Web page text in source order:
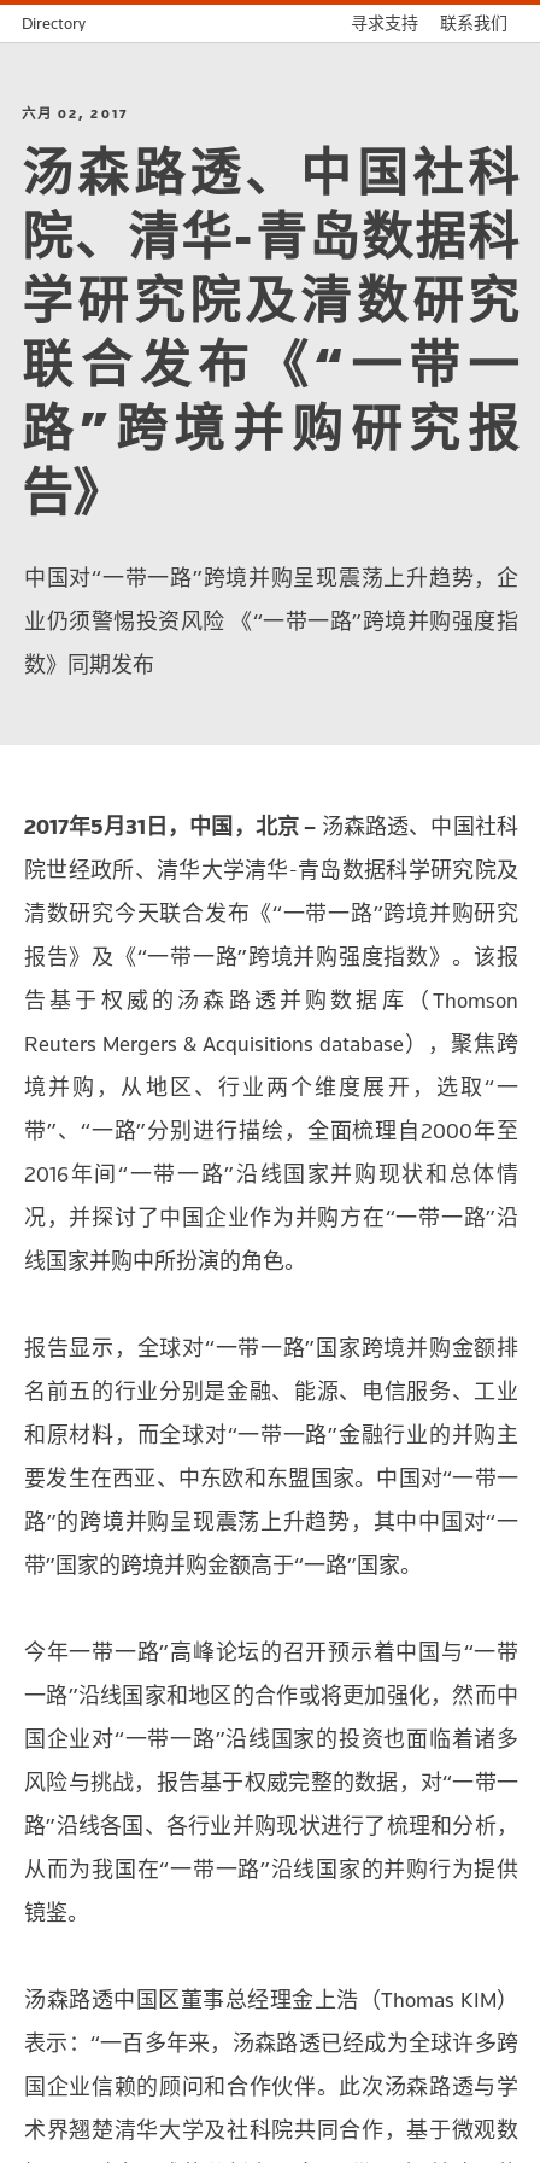
Directory 寻求支持 联系我们
六月 02, 2017
汤森路透、中国社科
院、清华-青岛数据科
学研究院及清数研究
联合发布《“一带一
路”跨境并购研究报
告》
中国对“一带一路”跨境并购呈现震荡上升趋势，企
业仍须警惕投资风险 《“一带一路”跨境并购强度指
数》同期发布
2017年5月31日，中国，北京 – 汤森路透、中国社科
院世经政所、清华大学清华-青岛数据科学研究院及
清数研究今天联合发布《“一带一路”跨境并购研究
报告》及《“一带一路”跨境并购强度指数》。该报
告基于权威的汤森路透并购数据库（Thomson
Reuters Mergers & Acquisitions database），聚焦跨
境并购，从地区、行业两个维度展开，选取“一
带”、“一路”分别进行描绘，全面梳理自2000年至
2016年间“一带一路”沿线国家并购现状和总体情
况，并探讨了中国企业作为并购方在“一带一路”沿
线国家并购中所扮演的角色。
报告显示，全球对“一带一路”国家跨境并购金额排
名前五的行业分别是金融、能源、电信服务、工业
和原材料，而全球对“一带一路”金融行业的并购主
要发生在西亚、中东欧和东盟国家。中国对“一带一
路”的跨境并购呈现震荡上升趋势，其中中国对“一
带”国家的跨境并购金额高于“一路”国家。
今年一带一路”高峰论坛的召开预示着中国与“一带
一路”沿线国家和地区的合作或将更加强化，然而中
国企业对“一带一路”沿线国家的投资也面临着诸多
风险与挑战，报告基于权威完整的数据，对“一带一
路”沿线各国、各行业并购现状进行了梳理和分析，
从而为我国在“一带一路”沿线国家的并购行为提供
镜鉴。
汤森路透中国区董事总经理金上浩（Thomas KIM）
表示：“一百多年来，汤森路透已经成为全球许多跨
国企业信赖的顾问和合作伙伴。此次汤森路透与学
术界翘楚清华大学及社科院共同合作，基于微观数